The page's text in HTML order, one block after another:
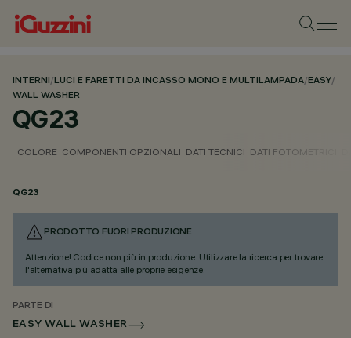
INTERNI/LUCI E FARETTI DA INCASSO MONO E MULTILAMPADA/EASY/
WALL WASHER
QG23
COLORE COMPONENTI OPZIONALI DATI TECNICI DATI FOTOMETRICI
QG23
PRODOTTO FUORI PRODUZIONE
Attenzione! Codice non più in produzione. Utilizzare la ricerca per trovare
l'alternativa più adatta alle proprie esigenze.
PARTE DI
EASY WALL WASHER